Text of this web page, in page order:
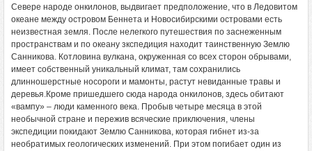
Севере народе онкилонов, выдвигает предположение, что в Ледовитом
океане между островом Беннета и Новосибирскими островами есть
неизвестная земля. После нелегкого путешествия по заснеженным
пространствам и по океану зкспедиция находит таинственную Землю
Санникова. Котловина вулкана, окруженная со всех сторон обрывами,
имеет собственный уникальный климат, там сохранились
длинношерстные носороги и мамонты, растут невиданные травы и
деревья.Кроме пришедшего сюда народа онкилонов, здесь обитают
«вампу» – люди каменного века. Пробыв четыре месяца в этой
необычной стране и пережив всяческие приключения, члены
экспедиции покидают Землю Санникова, которая гибнет из-за
необратимых геологических изменений. При этом погибает один из